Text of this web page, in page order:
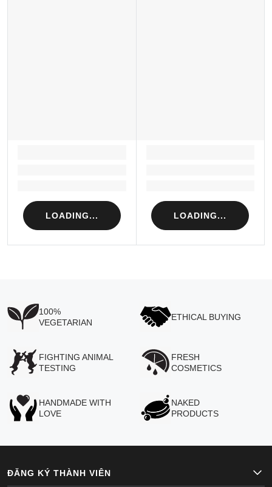
LOADING... LOADING...
100%
VEGETARIAN
ETHICAL BUYING
FIGHTING ANIMAL
TESTING
FRESH
COSMETICS
HANDMADE WITH
LOVE
NAKED
PRODUCTS
ĐĂNG KÝ THÀNH VIÊN